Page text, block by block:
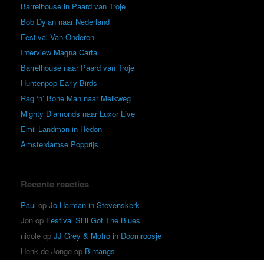
Barrelhouse in Paard van Troje
Bob Dylan naar Nederland
Festival Van Onderen
Interview Magna Carta
Barrelhouse naar Paard van Troje
Huntenpop Early Birds
Rag ‘n’ Bone Man naar Melkweg
Mighty Diamonds naar Luxor Live
Emil Landman in Hedon
Amsterdamse Popprijs
Recente reacties
Paul op Jo Harman in Stevenskerk
Jon op Festival Still Got The Blues
nicole op JJ Grey & Mofro in Doornroosje
Henk de Jonge op Bintangs